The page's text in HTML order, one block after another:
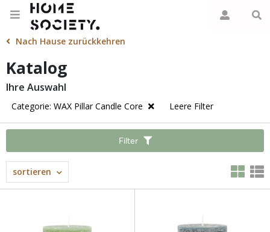
Nach Hause zurückkehren
Katalog
Ihre Auswahl
Categorie: WAX Pillar Candle Core Leere Filter
Filter
sortieren